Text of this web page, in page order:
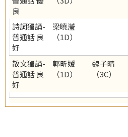
良
詩詞獨誦-
普通話 良
好
梁曉瀅
（1D）
散文獨誦-
普通話 良
好
郭昕媛
（1D）
魏子晴
（3C）